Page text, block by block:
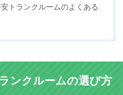
トランクルームのよくある
ンクルームの選び方